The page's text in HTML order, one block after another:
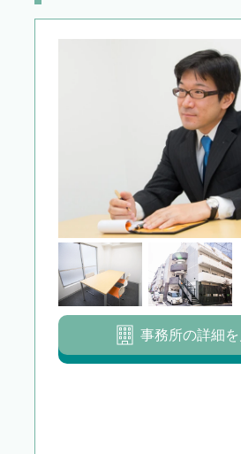
事務所の詳細を